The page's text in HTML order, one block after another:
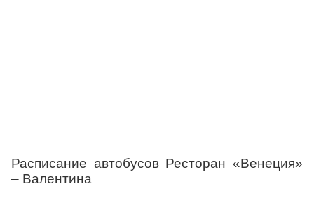
Расписание автобусов Ресторан «Венеция»
– Валентина